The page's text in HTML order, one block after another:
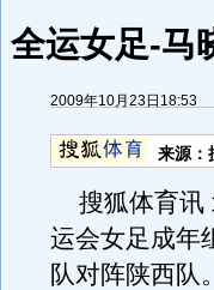
全运女足-马
2009年10月23日18:53
来源：
搜狐体育讯
运会女足成年
队对阵陕西队